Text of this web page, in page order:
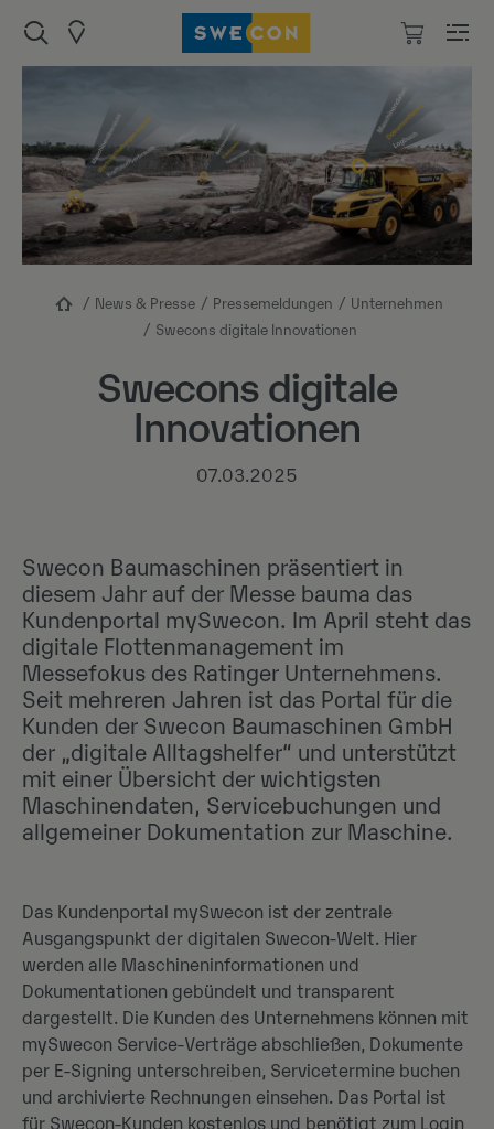
News & Presse Pressemeldungen
Unternehmen
Swecons digitale Innovationen
Swecons digitale
Innovationen
07.03.2025
Swecon Baumaschinen präsentiert in
diesem Jahr auf der Messe bauma das
Kundenportal mySwecon. Im April steht das
digitale Flottenmanagement im
Messefokus des Ratinger Unternehmens.
Seit mehreren Jahren ist das Portal für die
Kunden der Swecon Baumaschinen GmbH
der „digitale Alltagshelfer“ und unterstützt
mit einer Übersicht der wichtigsten
Maschinendaten, Servicebuchungen und
allgemeiner Dokumentation zur Maschine.
Das Kundenportal mySwecon ist der zentrale
Ausgangspunkt der digitalen Swecon-Welt. Hier
werden alle Maschineninformationen und
Dokumentationen gebündelt und transparent
dargestellt. Die Kunden des Unternehmens können mit
mySwecon Service-Verträge abschließen, Dokumente
per E-Signing unterschreiben, Servicetermine buchen
und archivierte Rechnungen einsehen. Das Portal ist
für Swecon-Kunden kostenlos und benötigt zum Login